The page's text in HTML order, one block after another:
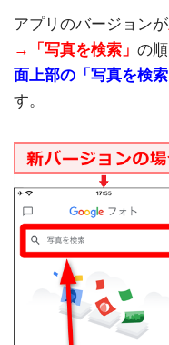
アプリのバージョンが
→「写真を検索」 の順
面上部の「写真を検索
す。